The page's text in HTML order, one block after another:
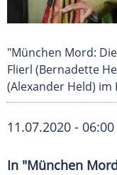
"München Mord:
Flierl (Bernadette
(Alexander Held)
11.07.2020 -
In "München